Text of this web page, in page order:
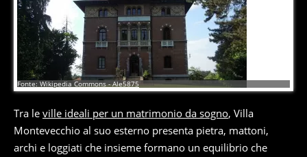
Fonte: Wikipedia Commons - Ale5875
Tra le ville ideali per un matrimonio da sogno, Villa
Montevecchio al suo esterno presenta pietra, mattoni,
archi e loggiati che insieme formano un equilibrio che